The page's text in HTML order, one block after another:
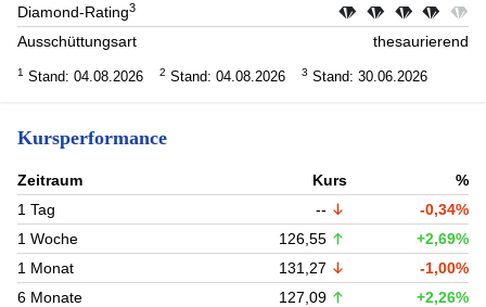
Diamond-Rating3
Ausschüttungsart thesaurierend
1 Stand: 04.08.2026 2 Stand: 04.08.2026 3 Stand: 30.06.2026
Kursperformance
Zeitraum Kurs
%
1 Tag
--
-0,34%
1 Woche
126,55
+2,69%
1 Monat
131,27
-1,00%
6 Monate
127,09
+2,26%